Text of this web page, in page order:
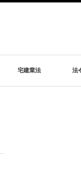
宅建業法 法